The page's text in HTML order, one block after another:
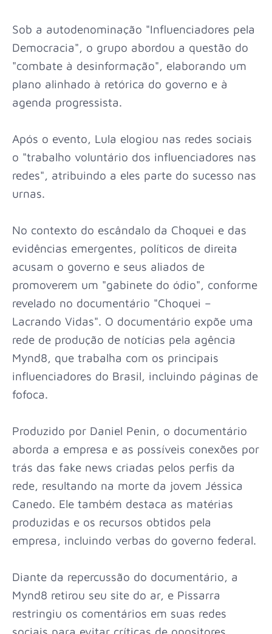
Sob a autodenominação "Influenciadores pela
Democracia", o grupo abordou a questão do
"combate à desinformação", elaborando um
plano alinhado à retórica do governo e à
agenda progressista.
Após o evento, Lula elogiou nas redes sociais
o "trabalho voluntário dos influenciadores nas
redes", atribuindo a eles parte do sucesso nas
urnas.
No contexto do escândalo da Choquei e das
evidências emergentes, políticos de direita
acusam o governo e seus aliados de
promoverem um "gabinete do ódio", conforme
revelado no documentário "Choquei –
Lacrando Vidas". O documentário expõe uma
rede de produção de notícias pela agência
Mynd8, que trabalha com os principais
influenciadores do Brasil, incluindo páginas de
fofoca.
Produzido por Daniel Penin, o documentário
aborda a empresa e as possíveis conexões por
trás das fake news criadas pelos perfis da
rede, resultando na morte da jovem Jéssica
Canedo. Ele também destaca as matérias
produzidas e os recursos obtidos pela
empresa, incluindo verbas do governo federal.
Diante da repercussão do documentário, a
Mynd8 retirou seu site do ar, e Pissarra
restringiu os comentários em suas redes
sociais para evitar críticas de opositores.